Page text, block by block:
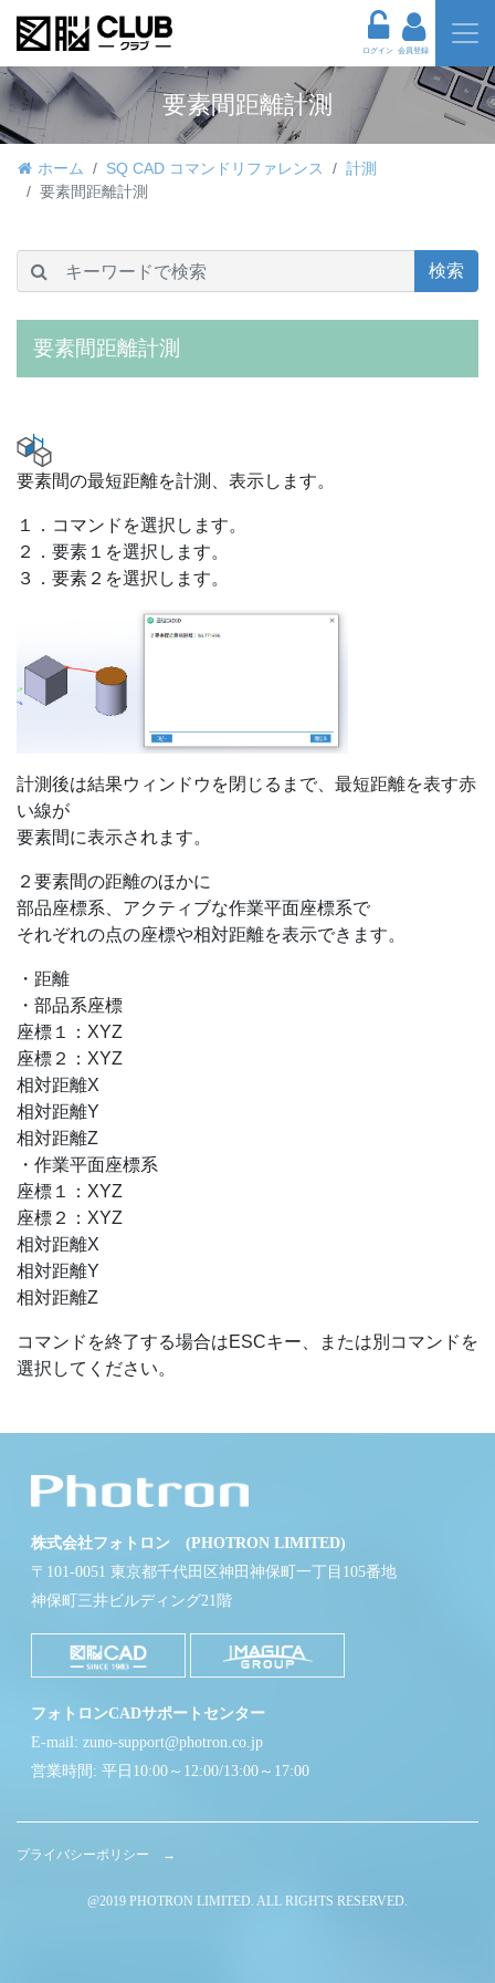
ログイン 会員登録
要素間距離計測
ホーム SQ CAD コマンドリファレンス
計測
要素間距離計測
検索
要素間距離計測
要素間の最短距離を計測、表示します。
１．コマンドを選択します。
２．要素１を選択します。
３．要素２を選択します。
計測後は結果ウィンドウを閉じるまで、最短距離を表す赤
い線が
要素間に表示されます。
２要素間の距離のほかに
部品座標系、アクティブな作業平面座標系で
それぞれの点の座標や相対距離を表示できます。
・距離
・部品系座標
座標１：XYZ
座標２：XYZ
相対距離X
相対距離Y
相対距離Z
・作業平面座標系
座標１：XYZ
座標２：XYZ
相対距離X
相対距離Y
相対距離Z
コマンドを終了する場合はESCキー、または別コマンドを
選択してください。
株式会社フォトロン (PHOTRON LIMITED)
〒101-0051 東京都千代田区神田神保町一丁目105番地
神保町三井ビルディング21階
フォトロンCADサポートセンター
E-mail: zuno-support@photron.co.jp
営業時間: 平日10:00～12:00/13:00～17:00
プライバシーポリシー →
@2019 PHOTRON LIMITED. ALL RIGHTS RESERVED.